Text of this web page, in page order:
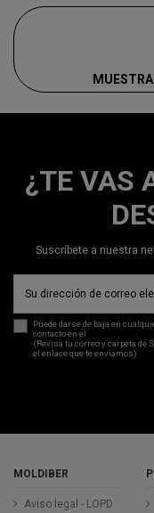
¿TE VAS
Suscríbete a nuestra
Puede darse de baja en
contacto en el
.
(Revisa tu correo y carpeta
el enlace que te enviamos)
MOLDIBER
Aviso legal - LOPD